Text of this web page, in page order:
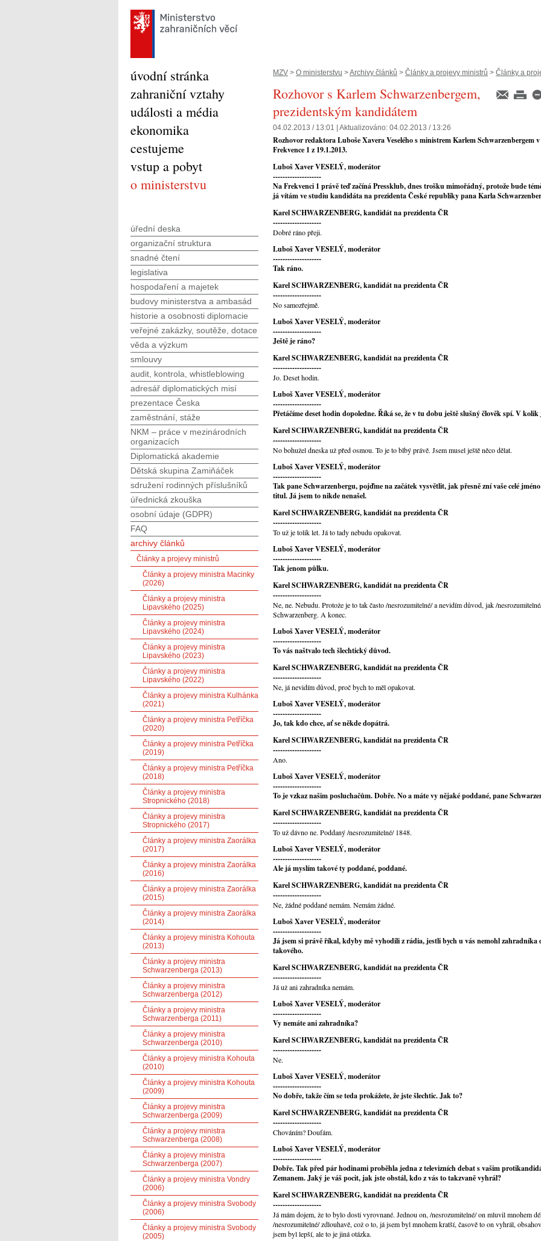
MZV > O ministerstvu >Archivy článků > Články a projevy ministrů > Články a
Rozhovor s Karlem Schwarzenbergem,
prezidentským kandidátem
04.02.2013 / 13:01 | Aktualizováno: 04.02.2013 / 13:26
Rozhovor redaktora Luboše Xavera Veselého s ministrem Karlem Schwarzenbergem
Frekvence 1 z 19.1.2013.
Luboš Xaver VESELÝ, moderátor
--------------------
Na Frekvenci 1 právě teď začíná Pressklub, dnes trošku mimořádný, protože bude
já vítám ve studiu kandidáta na prezidenta České republiky pana Karla
Karel SCHWARZENBERG, kandidát na prezidenta ČR
--------------------
Dobré ráno přeji.
Luboš Xaver VESELÝ, moderátor
--------------------
Tak ráno.
Karel SCHWARZENBERG, kandidát na prezidenta ČR
--------------------
No samozřejmě.
Luboš Xaver VESELÝ, moderátor
--------------------
Ještě je ráno?
Karel SCHWARZENBERG, kandidát na prezidenta ČR
--------------------
Jo. Deset hodin.
Luboš Xaver VESELÝ, moderátor
--------------------
Přetáčíme deset hodin dopoledne. Říká se, že v tu dobu ještě slušný člověk spí. V kolik
Karel SCHWARZENBERG, kandidát na prezidenta ČR
--------------------
No bohužel dneska už před osmou. To je to blbý právě. Jsem musel ještě něco dělat.
Luboš Xaver VESELÝ, moderátor
--------------------
Tak pane Schwarzenbergu, pojďme na začátek vysvětlit, jak přesně zní vaše celé
titul. Já jsem to nikde nenašel.
Karel SCHWARZENBERG, kandidát na prezidenta ČR
--------------------
To už je tolik let. Já to tady nebudu opakovat.
Luboš Xaver VESELÝ, moderátor
--------------------
Tak jenom půlku.
Karel SCHWARZENBERG, kandidát na prezidenta ČR
--------------------
Ne, ne. Nebudu. Protože je to tak často /nesrozumitelné/ a nevidím důvod, jak /
Schwarzenberg. A konec.
Luboš Xaver VESELÝ, moderátor
--------------------
To vás naštvalo tech šlechtický důvod.
Karel SCHWARZENBERG, kandidát na prezidenta ČR
--------------------
Ne, já nevidím důvod, proč bych to měl opakovat.
Luboš Xaver VESELÝ, moderátor
--------------------
Jo, tak kdo chce, ať se někde dopátrá.
Karel SCHWARZENBERG, kandidát na prezidenta ČR
--------------------
Ano.
Luboš Xaver VESELÝ, moderátor
--------------------
To je vzkaz našim posluchačům. Dobře. No a máte vy nějaké poddané, pane
Karel SCHWARZENBERG, kandidát na prezidenta ČR
--------------------
To už dávno ne. Poddaný /nesrozumitelné/ 1848.
Luboš Xaver VESELÝ, moderátor
--------------------
Ale já myslím takové ty poddané, poddané.
Karel SCHWARZENBERG, kandidát na prezidenta ČR
--------------------
Ne, žádné poddané nemám. Nemám žádné.
Luboš Xaver VESELÝ, moderátor
--------------------
Já jsem si právě říkal, kdyby mě vyhodili z rádia, jestli bych u vás nemohl zahradníka
takového.
Karel SCHWARZENBERG, kandidát na prezidenta ČR
--------------------
Já už ani zahradníka nemám.
Luboš Xaver VESELÝ, moderátor
--------------------
Vy nemáte ani zahradníka?
Karel SCHWARZENBERG, kandidát na prezidenta ČR
--------------------
Ne.
Luboš Xaver VESELÝ, moderátor
--------------------
No dobře, takže čím se teda prokážete, že jste šlechtic. Jak to?
Karel SCHWARZENBERG, kandidát na prezidenta ČR
--------------------
Chováním? Doufám.
Luboš Xaver VESELÝ, moderátor
--------------------
Dobře. Tak před pár hodinami proběhla jedna z televizních debat s vašim
Zemanem. Jaký je váš pocit, jak jste obstál, kdo z vás to takzvaně vyhrál?
Karel SCHWARZENBERG, kandidát na prezidenta ČR
--------------------
Já mám dojem, že to bylo dosti vyrovnané. Jednou on, /nesrozumitelné/ on mluvil mnohem
/nesrozumitelné/ zdlouhavě, což o to, já jsem byl mnohem kratší, časově to on vyhrál,
jsem byl lepší, ale to je jiná otázka.
úvodní stránka
zahraniční vztahy
události a média
ekonomika
cestujeme
vstup a pobyt
o ministerstvu
úřední deska
organizační struktura
snadné čtení
legislativa
hospodaření a majetek
budovy ministerstva a ambasád
historie a osobnosti diplomacie
veřejné zakázky, soutěže, dotace
věda a výzkum
smlouvy
audit, kontrola, whistleblowing
adresář diplomatických misí
prezentace Česka
zaměstnání, stáže
NKM – práce v mezinárodních
organizacích
Diplomatická akademie
Dětská skupina Zamiňáček
sdružení rodinných příslušníků
úřednická zkouška
osobní údaje (GDPR)
FAQ
archivy článků
Články a projevy ministrů
Články a projevy ministra Macinky
(2026)
Články a projevy ministra
Lipavského (2025)
Články a projevy ministra
Lipavského (2024)
Články a projevy ministra
Lipavského (2023)
Články a projevy ministra
Lipavského (2022)
Články a projevy ministra Kulhánka
(2021)
Články a projevy ministra Petříčka
(2020)
Články a projevy ministra Petříčka
(2019)
Články a projevy ministra Petříčka
(2018)
Články a projevy ministra
Stropnického (2018)
Články a projevy ministra
Stropnického (2017)
Články a projevy ministra Zaorálka
(2017)
Články a projevy ministra Zaorálka
(2016)
Články a projevy ministra Zaorálka
(2015)
Články a projevy ministra Zaorálka
(2014)
Články a projevy ministra Kohouta
(2013)
Články a projevy ministra
Schwarzenberga (2013)
Články a projevy ministra
Schwarzenberga (2012)
Články a projevy ministra
Schwarzenberga (2011)
Články a projevy ministra
Schwarzenberga (2010)
Články a projevy ministra Kohouta
(2010)
Články a projevy ministra Kohouta
(2009)
Články a projevy ministra
Schwarzenberga (2009)
Články a projevy ministra
Schwarzenberga (2008)
Články a projevy ministra
Schwarzenberga (2007)
Články a projevy ministra Vondry
(2006)
Články a projevy ministra Svobody
(2006)
Články a projevy ministra Svobody
(2005)